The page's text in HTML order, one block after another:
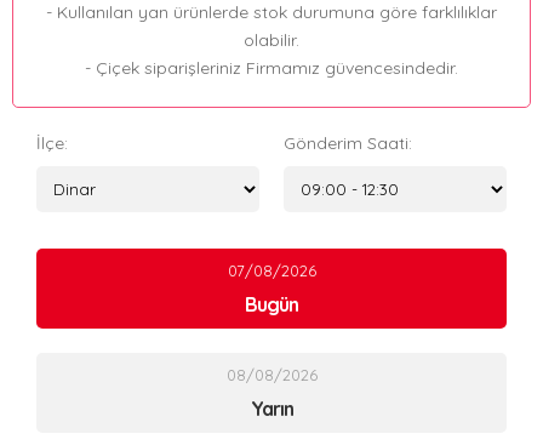
- Kullanılan yan ürünlerde stok durumuna göre farklılıklar
olabilir.
- Çiçek siparişleriniz Firmamız güvencesindedir.
İlçe: Gönderim Saati:
07/08/2026
Bugün
08/08/2026
Yarın